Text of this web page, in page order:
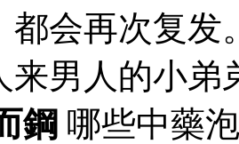
都会再次复发
来男人的小弟
鋼 哪些中藥